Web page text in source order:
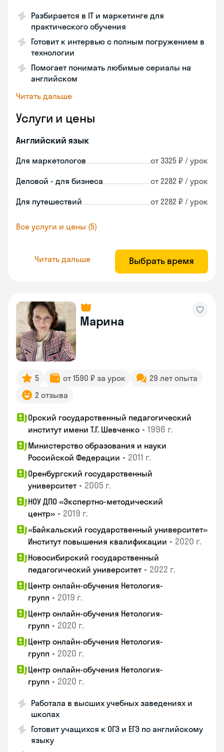
Разбирается в IT и маркетинге для
практического обучения
Готовит к интервью с полным погружением в
технологии
Помогает понимать любимые сериалы на
английском
Читать дальше
Услуги и цены
Английский язык
Для маркетологов от 3325 ₽ / урок
Деловой - для бизнеса от 2282 ₽ / урок
Для путешествий от 2282 ₽ / урок
Все услуги и цены (5)
Читать дальше Выбрать время
Марина
5 от 1590 ₽ за урок
29 лет опыта
2 отзыва
Орский государственный педагогический
институт имени Т.Г. Шевченко • 1996 г.
Министерство образования и науки
Российской Федерации • 2011 г.
Оренбургский государственный
университет • 2005 г.
НОУ ДПО «Экспертно-методический
центр» • 2019 г.
«Байкальский государственный университет»
Институт повышения квалификации • 2020 г.
Новосибирский государственный
педагогический университет • 2022 г.
Центр онлайн-обучения Нетология-
групп • 2019 г.
Центр онлайн-обучения Нетология-
групп • 2020 г.
Центр онлайн-обучения Нетология-
групп • 2020 г.
Центр онлайн-обучения Нетология-
групп • 2020 г.
Работала в высших учебных заведениях и
школах
Готовит учащихся к ОГЭ и ЕГЭ по английскому
языку